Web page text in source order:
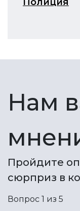
Нам
Пройдите
сюрприз в
Вопрос 1 из 5